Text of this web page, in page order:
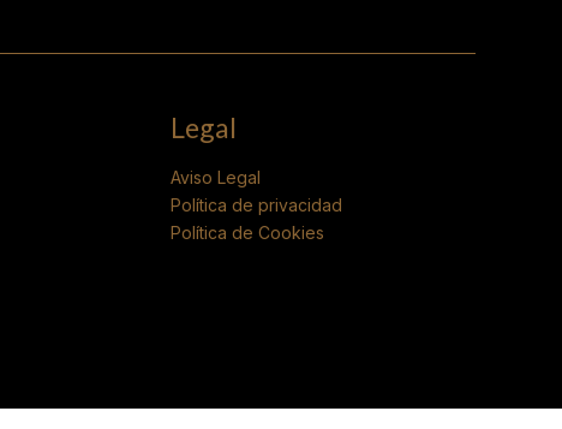
Legal
Aviso Legal
Política de privacidad
Política de Cookies